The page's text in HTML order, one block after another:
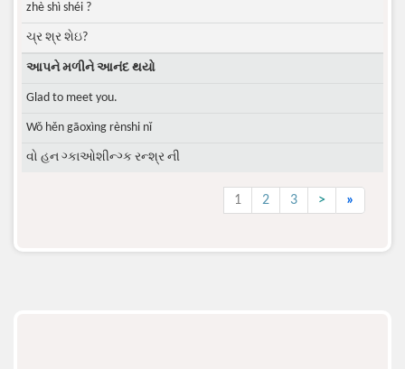
zhè shì shéi ?
ચ્ર શ્ર શેઇ?
આપને મળીને આનંદ થયો
Glad to meet you.
Wǒ hěn gāoxìng rènshi nǐ
વો હન ગ્કાઓશીન્ગ્ક રન્શ્ર ની
1 2 3 > »